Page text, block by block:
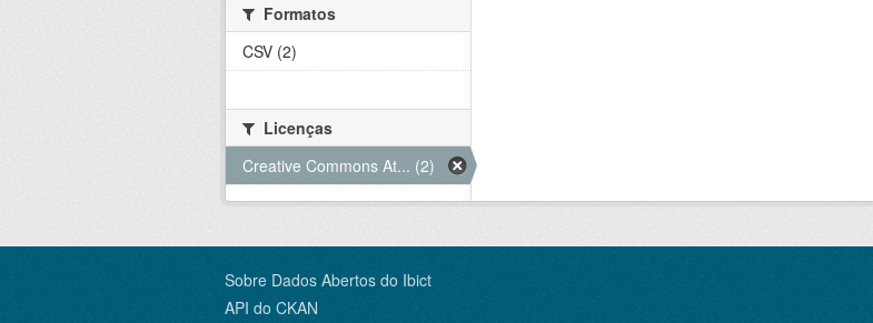
Formatos
CSV (2)
Licenças
Creative Commons At... (2)
Sobre Dados Abertos do Ibict
API do CKAN